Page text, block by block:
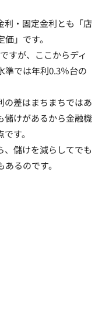
利・固定金利とも「店
」です。
すが、ここからディ
準では年利0.3％台の
の差はまちまちではあ
儲けがあるから金融機
す。
、儲けを減らしてでも
るのです。